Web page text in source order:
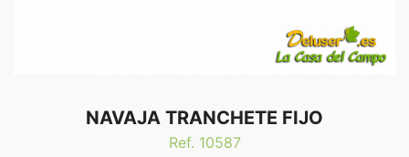
NAVAJA TRANCHETE FIJO
Ref. 10587